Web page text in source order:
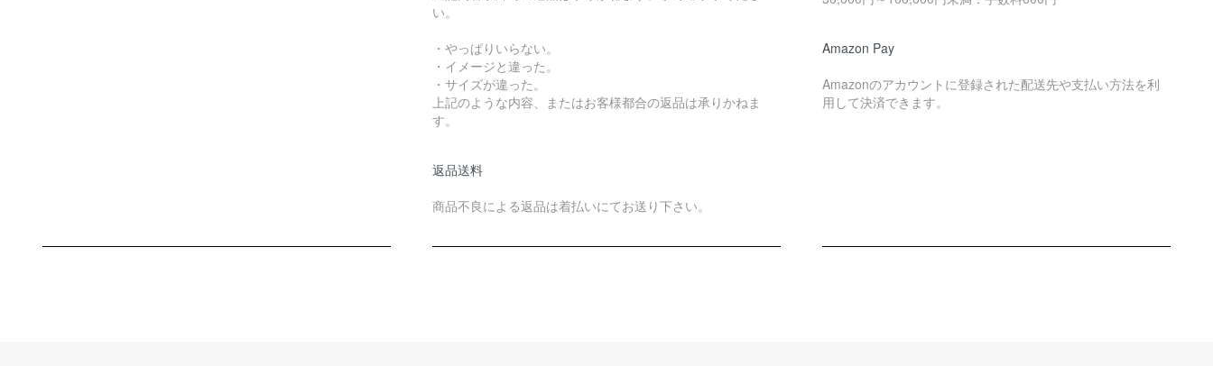
い。
・やっぱりいらない。
・イメージと違った。
・サイズが違った。
上記のような内容、またはお客様都合の返品は承りかねま
す。
返品送料
商品不良による返品は着払いにてお送り下さい。
Amazon Pay
Amazonのアカウントに登録された配送先や支払い方法を利
用して決済できます。